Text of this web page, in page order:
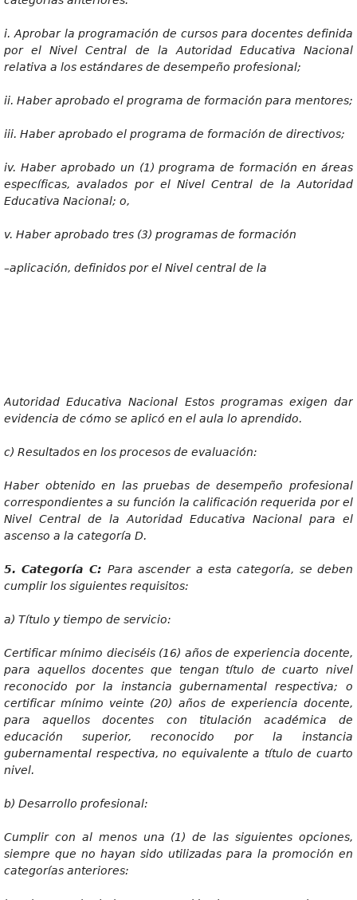
i. Aprobar la programación de cursos para docentes definida
por el Nivel Central de la Autoridad Educativa Nacional
relativa a los estándares de desempeño profesional;
ii. Haber aprobado el programa de formación para mentores;
iii. Haber aprobado el programa de formación de directivos;
iv. Haber aprobado un (1) programa de formación en áreas
específicas, avalados por el Nivel Central de la Autoridad
Educativa Nacional; o,
v. Haber aprobado tres (3) programas de formación
–aplicación, definidos por el Nivel central de la
Autoridad Educativa Nacional Estos programas exigen dar
evidencia de cómo se aplicó en el aula lo aprendido.
c) Resultados en los procesos de evaluación:
Haber obtenido en las pruebas de desempeño profesional
correspondientes a su función la calificación requerida por el
Nivel Central de la Autoridad Educativa Nacional para el
ascenso a la categoría D.
5. Categoría C: Para ascender a esta categoría, se deben
cumplir los siguientes requisitos:
a) Título y tiempo de servicio:
Certificar mínimo dieciséis (16) años de experiencia docente,
para aquellos docentes que tengan título de cuarto nivel
reconocido por la instancia gubernamental respectiva; o
certificar mínimo veinte (20) años de experiencia docente,
para aquellos docentes con titulación académica de
educación superior, reconocido por la instancia
gubernamental respectiva, no equivalente a título de cuarto
nivel.
b) Desarrollo profesional:
Cumplir con al menos una (1) de las siguientes opciones,
siempre que no hayan sido utilizadas para la promoción en
categorías anteriores: